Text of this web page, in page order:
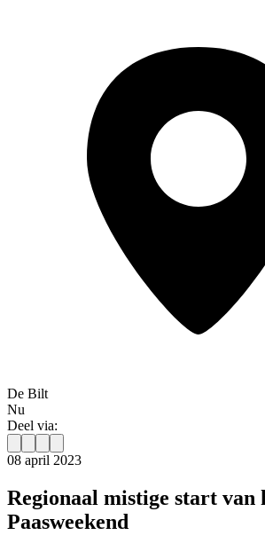
De Bilt
Nu
Deel via:
08 april 2023
Regionaal mistige start van
Paasweekend